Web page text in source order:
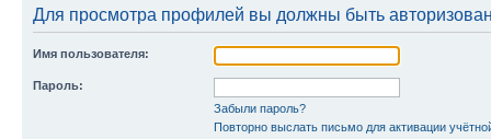
Для просмотра профилей вы должны быть
Имя пользователя:
Пароль:
Забыли пароль?
Повторно выслать письмо для активации